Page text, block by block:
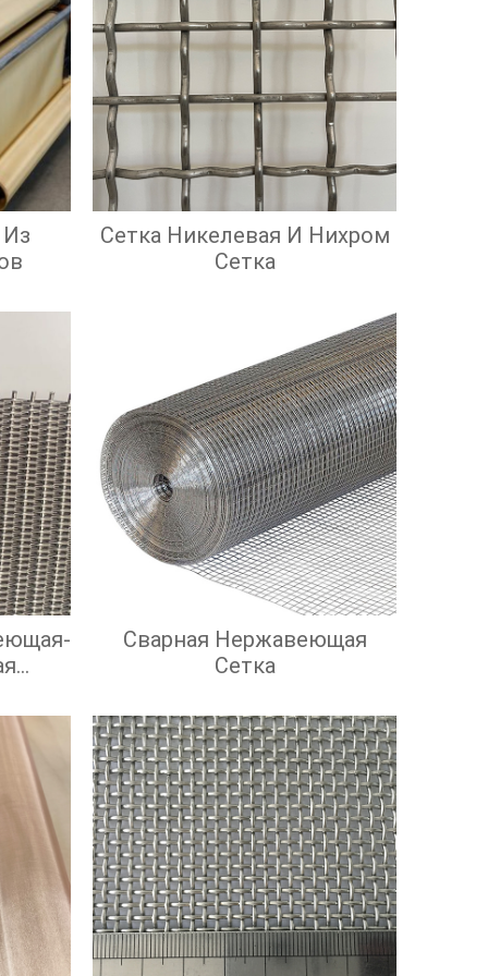
Сетка Никелевая И Нихром
Сетка
Сварная Нержавеющая
Сетка